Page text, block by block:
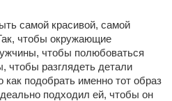
самой красивой, самой
чтобы окружающие
чтобы полюбоваться
чтобы разглядеть детали
как подобрать именно тот образ
подходил ей, чтобы он